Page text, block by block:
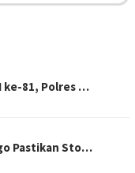
ke-81, Polres …
Pastikan Sto…